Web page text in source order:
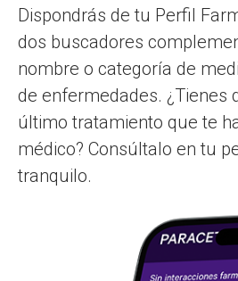
Dispondrás de tu Perfil
dos buscadores
nombre o categoría de
de enfermedades. ¿Tienes
último tratamiento que te
médico? Consúltalo en tu
tranquilo.